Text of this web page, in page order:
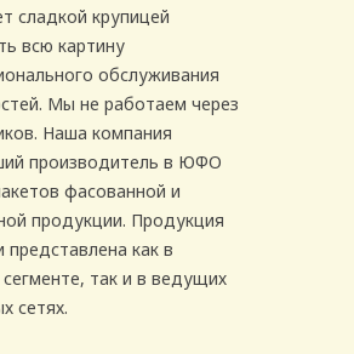
сладкой крупицей
всю картину
обслуживания
Мы не работаем через
Наша компания
производитель в ЮФО
фасованной и
продукции. Продукция
представлена как в
так и в ведущих
сетях.